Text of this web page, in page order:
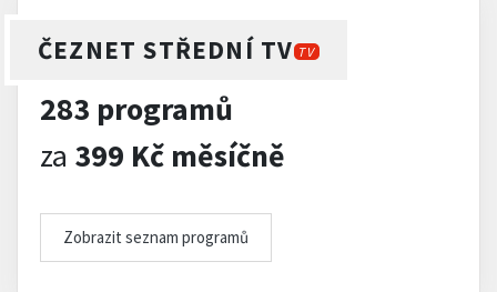
ČEZNET STŘEDNÍ TV TV
283 programů
za 399 Kč měsíčně
Zobrazit seznam programů